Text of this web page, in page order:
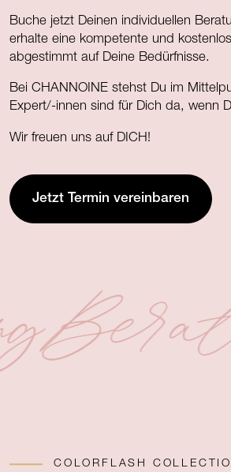
Buche jetzt Deinen individuellen
erhalte eine kompetente und
abgestimmt auf Deine Bedürfnisse.
Bei CHANNOINE stehst Du im
Expert/-innen sind für Dich da, wenn
Wir freuen uns auf DICH!
Jetzt Termin vereinbaren
COLORFLASH